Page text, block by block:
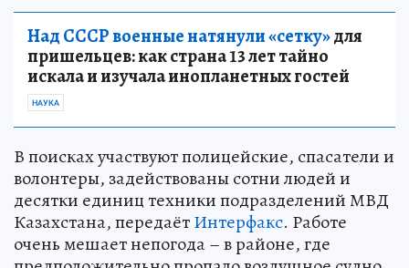
Над СССР военные натянули «сетку»для
пришельцев: как страна 13 лет тайно
искала и изучала инопланетных гостей
НАУКА
В поисках участвуют полицейские, спасатели и
волонтеры, задействованы сотни людей и
десятки единиц техники подразделений МВД
Казахстана, передаётИнтерфакс. Работе
очень мешает непогода – в районе, где